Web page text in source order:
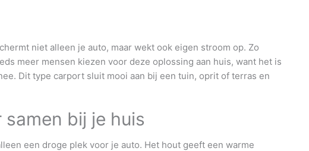
niet alleen je auto, maar wekt ook eigen stroom op. Zo
meer mensen kiezen voor deze oplossing aan huis, want het is
Dit type carport sluit mooi aan bij een tuin, oprit of terras en
bij je huis
een droge plek voor je auto. Het hout geeft een warme